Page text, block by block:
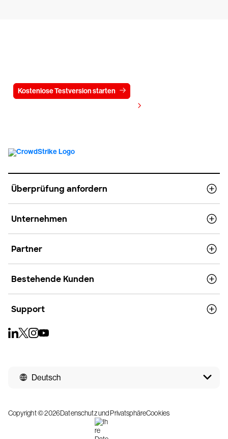
Kostenlose Testversion starten
Überprüfung anfordern
Unternehmen
Partner
Bestehende Kunden
Support
Deutsch
Copyright © 2026Datenschutz und PrivatsphäreCookies